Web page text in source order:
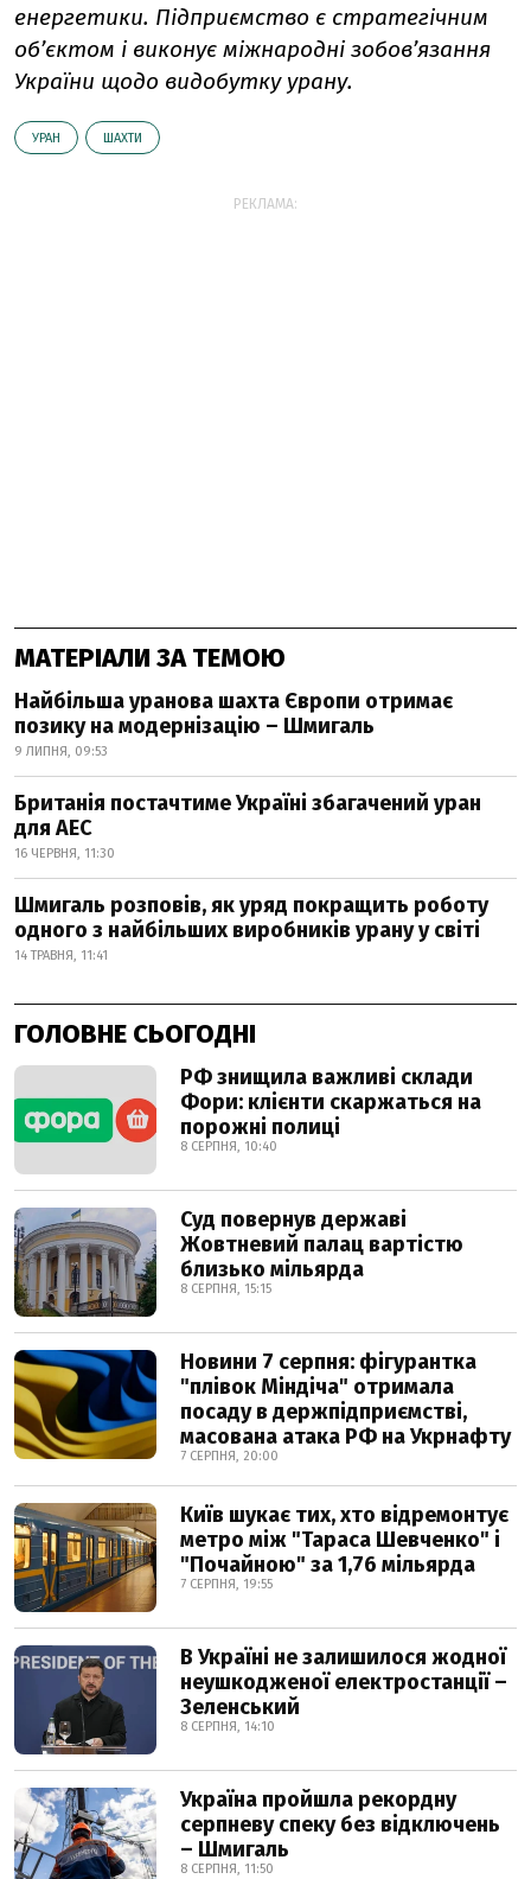
енергетики. Підприємство є стратегічним
об’єктом і виконує міжнародні зобов’язання
України щодо видобутку урану.
УРАН ШАХТИ
РЕКЛАМА:
МАТЕРІАЛИ ЗА ТЕМОЮ
Найбільша уранова шахта Європи отримає
позику на модернізацію – Шмигаль
9 ЛИПНЯ, 09:53
Британія постачтиме Україні збагачений уран
для АЕС
16 ЧЕРВНЯ, 11:30
Шмигаль розповів, як уряд покращить роботу
одного з найбільших виробників урану у світі
14 ТРАВНЯ, 11:41
ГОЛОВНЕ СЬОГОДНІ
РФ знищила важливі склади
Фори: клієнти скаржаться на
порожні полиці
8 СЕРПНЯ, 10:40
Суд повернув державі
Жовтневий палац вартістю
близько мільярда
8 СЕРПНЯ, 15:15
Новини 7 серпня: фігурантка
"плівок Міндіча" отримала
посаду в держпідприємстві,
масована атака РФ на Укрнафту
7 СЕРПНЯ, 20:00
Київ шукає тих, хто відремонтує
метро між "Тараса Шевченко" і
"Почайною" за 1,76 мільярда
7 СЕРПНЯ, 19:55
В Україні не залишилося жодної
неушкодженої електростанції –
Зеленський
8 СЕРПНЯ, 14:10
Україна пройшла рекордну
серпневу спеку без відключень
– Шмигаль
8 СЕРПНЯ, 11:50